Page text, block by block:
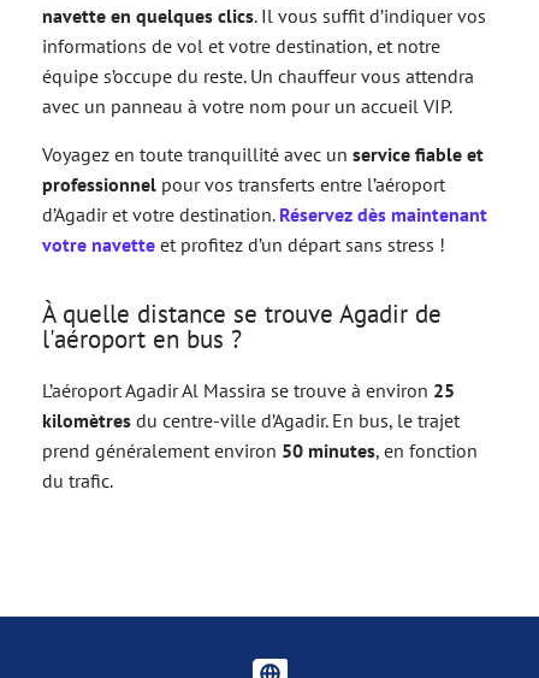
navette en quelques clics. Il vous suffit d’indiquer vos
informations de vol et votre destination, et notre
équipe s’occupe du reste. Un chauffeur vous attendra
avec un panneau à votre nom pour un accueil VIP.
Voyagez en toute tranquillité avec un service fiable et
professionnel pour vos transferts entre l’aéroport
d’Agadir et votre destination. Réservez dès maintenant
votre navette et profitez d’un départ sans stress !
À quelle distance se trouve Agadir de
l'aéroport en bus ?
L’aéroport Agadir Al Massira se trouve à environ 25
kilomètres du centre-ville d’Agadir. En bus, le trajet
prend généralement environ 50 minutes, en fonction
du trafic.